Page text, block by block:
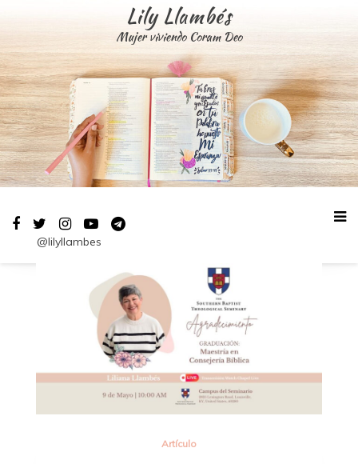
Lily Llambés
Mujer viviendo Coram Deo
@lilyllambes
Artículo